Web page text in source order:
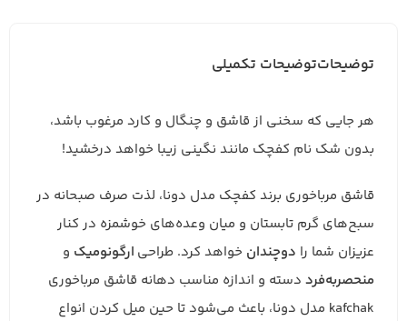
توضیحاتتوضیحات تکمیلی
هر جایی که سخنی از قاشق و چنگال و کارد مرغوب باشد،
بدون شک نام کفچک مانند نگینی زیبا خواهد درخشید!
قاشق مرباخوری برند کفچک مدل دونا، لذت صرف صبحانه در
سبح‌های گرم تابستان و میان وعده‌های خوشمزه در کنار
عزیزان شما را دوچندان خواهد کرد. طراحی ارگونومیک و
منحصربه‌فرد دسته و اندازه مناسب دهانه قاشق مرباخوری
kafchak مدل دونا، باعث می‌شود تا حین میل کردن انواع